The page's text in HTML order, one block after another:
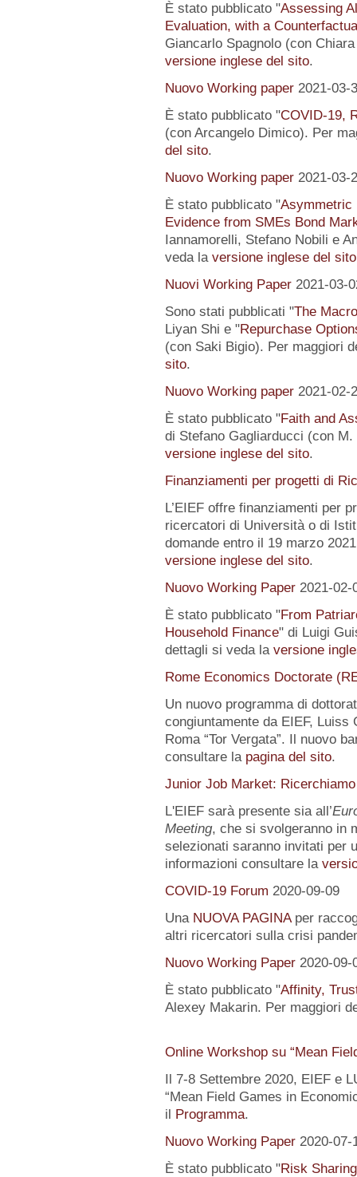
È stato pubblicato "Assessing
Evaluation, with a
Giancarlo Spagnolo (con
versione inglese del sito.
Nuovo Working paper 2021-03-
È stato pubblicato "COVID-19,
(con Arcangelo Dimico). Per
del sito.
Nuovo Working paper 2021-03-
È stato pubblicato "Asymmetric
Evidence from SMEs Bond
Iannamorelli, Stefano Nobili e
veda la versione inglese del sito
Nuovi Working Paper 2021-03-
Sono stati pubblicati "The
Liyan Shi e "Repurchase
(con Saki Bigio). Per maggiori
sito.
Nuovo Working paper 2021-02-
È stato pubblicato "Faith and
di Stefano Gagliarducci (con
versione inglese del sito.
Finanziamenti per progetti di
L’EIEF offre finanziamenti per
ricercatori di Università o di
domande entro il 19 marzo
versione inglese del sito.
Nuovo Working Paper 2021-02-
È stato pubblicato "From
Household Finance" di Luigi
dettagli si veda la versione
Rome Economics Doctorate
Un nuovo programma di
congiuntamente da EIEF, Luiss
Roma “Tor Vergata”. Il nuovo
consultare la pagina del sito.
Junior Job Market:
L'EIEF sarà presente sia all’
Meeting, che si svolgeranno in
selezionati saranno invitati per
informazioni consultare la
COVID-19 Forum 2020-09-09
Una NUOVA PAGINAper
altri ricercatori sulla crisi
Nuovo Working Paper 2020-09-
È stato pubblicato "Affinity,
Alexey Makarin. Per maggiori
Online Workshop su “Mean
Il 7-8 Settembre 2020, EIEF e
“Mean Field Games in
il Programma.
Nuovo Working Paper 2020-07-
È stato pubblicato "Risk